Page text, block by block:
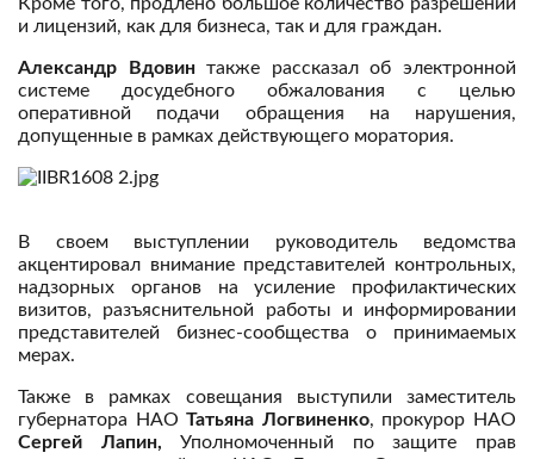
и лицензий, как для бизнеса, так и для граждан.
Александр Вдовинтакже рассказал об электронной
системе досудебного обжалования с целью
оперативной подачи обращения на нарушения,
допущенные в рамках действующего моратория.
В своем выступлении руководитель ведомства
акцентировал внимание представителей контрольных,
надзорных органов на усиление профилактических
визитов, разъяснительной работы и информировании
представителей бизнес-сообщества о принимаемых
мерах.
Также в рамках совещания выступили заместитель
губернатора НАОТатьяна Логвиненко, прокурор НАО
Сергей Лапин, Уполномоченный по защите прав